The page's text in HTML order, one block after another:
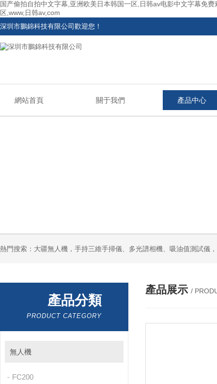
国产偷拍自拍中文字幕,亚洲欧美日本韩国一区,日韩av电影中文字幕免
区,www,日韩av,com
深圳市鵬錦科技有限公司歡迎您！
網站首頁 關于我們 產品中心
熱門搜索：大疆無人機，手持三維手掃儀、多光譜相機、吸油值測試儀，
產品分類
PRODUCT CATEGORY
無人機
FC200
產品展示 /